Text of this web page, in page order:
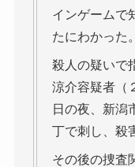
インゲームで
たにわかった。
殺人の疑いで
涼介容疑者（
日の夜、新潟
丁で刺し、殺
その後の捜査